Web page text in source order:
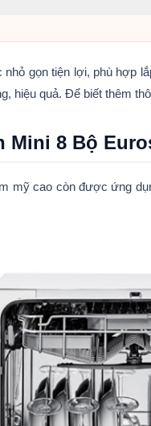
gọn tiện lợi, phù hợp
hiệu quả. Để biết thêm
8 Bộ
mỹ cao còn được ứng